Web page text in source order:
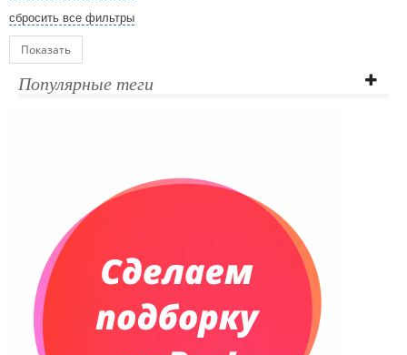
сбросить все фильтры
Показать
Популярные теги